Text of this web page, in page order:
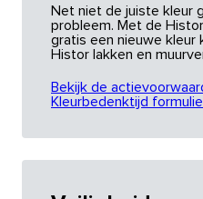
Net niet de juiste kleur
probleem. Met de
gratis een nieuwe kleur
Histor lakken en
Bekijk de
Kleurbedenktijd